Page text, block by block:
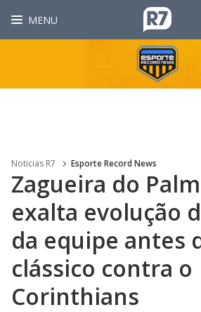
MENU
Noticias R7 Esporte Record News
Zagueira do
exalta evolução
da equipe antes
clássico contra o
Corinthians